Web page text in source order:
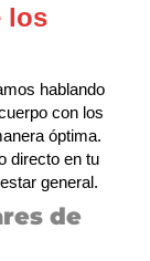
los
hablando
con los
óptima.
directo en tu
general.
de